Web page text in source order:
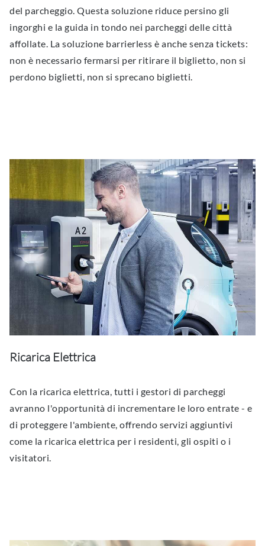
del parcheggio. Questa soluzione riduce persino gli
ingorghi e la guida in tondo nei parcheggi delle città
affollate. La soluzione barrierless è anche senza tickets:
non è necessario fermarsi per ritirare il biglietto, non si
perdono biglietti, non si sprecano biglietti.
Ricarica Elettrica
Con la ricarica elettrica, tutti i gestori di parcheggi
avranno l'opportunità di incrementare le loro entrate - e
di proteggere l'ambiente, offrendo servizi aggiuntivi
come la ricarica elettrica per i residenti, gli ospiti o i
visitatori.